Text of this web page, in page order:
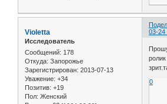
03-24
Violetta
Исследователь
Сообщений: 178
Откуда: Запорожье
Зарегистрирован: 2013-07-13
Уважение: +34
Позитив: +19
Пол: Женский
0